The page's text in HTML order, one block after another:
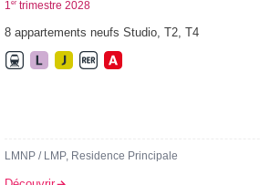
1 ertrimestre 2028
8 appartements neufs Studio, T2, T4
LMNP / LMP, Residence Principale